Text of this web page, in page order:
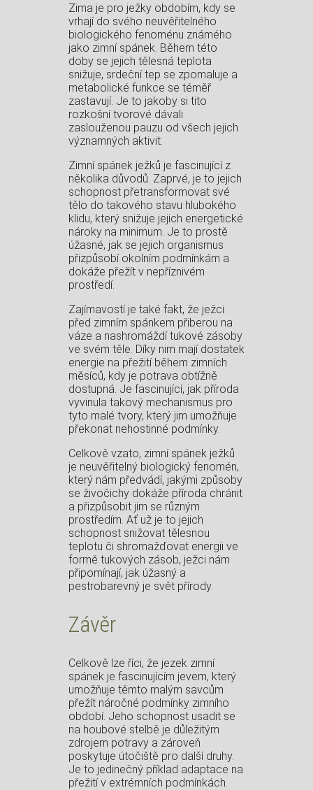
Zima je pro ježky obdobím, kdy se
vrhají do svého neuvěřitelného
biologického fenoménu známého
jako zimní spánek. Během této
doby se jejich tělesná teplota
snižuje, srdeční tep se zpomaluje a
metabolické funkce se téměř
zastavují. Je to jakoby si tito
rozkošní tvorové dávali
zaslouženou pauzu od všech jejich
významných aktivit.
Zimní spánek ježků je fascinující z
několika důvodů. Zaprvé, je to jejich
schopnost přetransformovat své
tělo do takového stavu hlubokého
klidu, který snižuje jejich energetické
nároky na minimum. Je to prostě
úžasné, jak se jejich organismus
přizpůsobí okolním podmínkám a
dokáže přežít v nepříznivém
prostředí.
Zajímavostí je také fakt, že ježci
před zimním spánkem přiberou na
váze a nashromáždí tukové zásoby
ve svém těle. Díky nim mají dostatek
energie na přežití během zimních
měsíců, kdy je potrava obtížně
dostupná. Je fascinující, jak příroda
vyvinula takový mechanismus pro
tyto malé tvory, který jim umožňuje
překonat nehostinné podmínky.
Celkově vzato, zimní spánek ježků
je neuvěřitelný biologický fenomén,
který nám předvádí, jakými způsoby
se živočichy dokáže příroda chránit
a přizpůsobit jim se různým
prostředím. Ať už je to jejich
schopnost snižovat tělesnou
teplotu či shromažďovat energii ve
formě tukových zásob, ježci nám
připomínají, jak úžasný a
pestrobarevný je svět přírody.
Závěr
Celkově lze říci, že jezek zimní
spánek je fascinujícím jevem, který
umožňuje těmto malým savcům
přežít náročné podmínky zimního
období. Jeho schopnost usadit se
na houbové stelbě je důležitým
zdrojem potravy a zároveň
poskytuje útočiště pro další druhy.
Je to jedinečný příklad adaptace na
přežití v extrémních podmínkách.